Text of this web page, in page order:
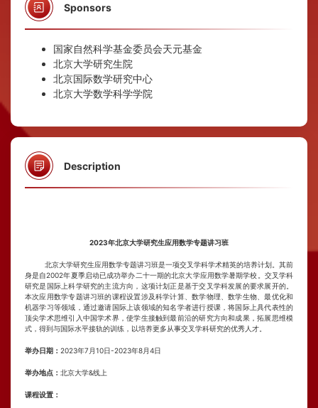
Sponsors
国家自然科学基金委员会天元基金
北京大学研究生院
北京国际数学研究中心
北京大学数学科学学院
Description
2023年北京大学研究生应用数学专题讲习班
北京大学研究生应用数学专题讲习班是一项交叉学科学术精英的培养计划。其前
身是自2002年夏季启动已成功举办二十一期的北京大学应用数学暑期学校。交叉学科
研究是国际上科学研究的主流方向，这项计划正是基于交叉学科发展的要求展开的。
本次应用数学专题讲习班的课程设置涉及科学计算、数学物理、数学生物、最优化和
机器学习等领域，通过邀请国际上该领域的知名学者进行授课，将国际上具代表性的
顶尖学术思维引入中国学术界，使学生接触到最前沿的研究方向和成果，拓展思维模
式，得到与国际水平接轨的训练，以培养更多从事交叉学科研究的优秀人才。
举办日期： 2023年7 月10日-2023年8月4日
举办地点： 北京大学&线上
课程设置：